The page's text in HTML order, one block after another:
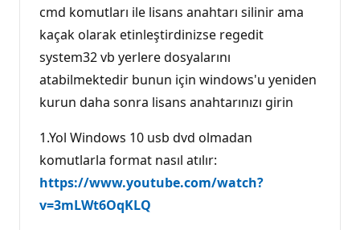
u
a
n
cmd komutları ile lisans anahtarı silinir ama
kaçak olarak etinleştirdinizse regedit
system32 vb yerlere dosyalarını
atabilmektedir bunun için windows'u yeniden
kurun daha sonra lisans anahtarınızı girin
1.Yol Windows 10 usb dvd olmadan
komutlarla format nasıl atılır:
https://www.youtube.com/watch?
v=3mLWt6OqKLQ